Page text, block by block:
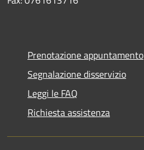
Prenotazione appuntamento
Segnalazione disservizio
Leggi le FAQ
Richiesta assistenza